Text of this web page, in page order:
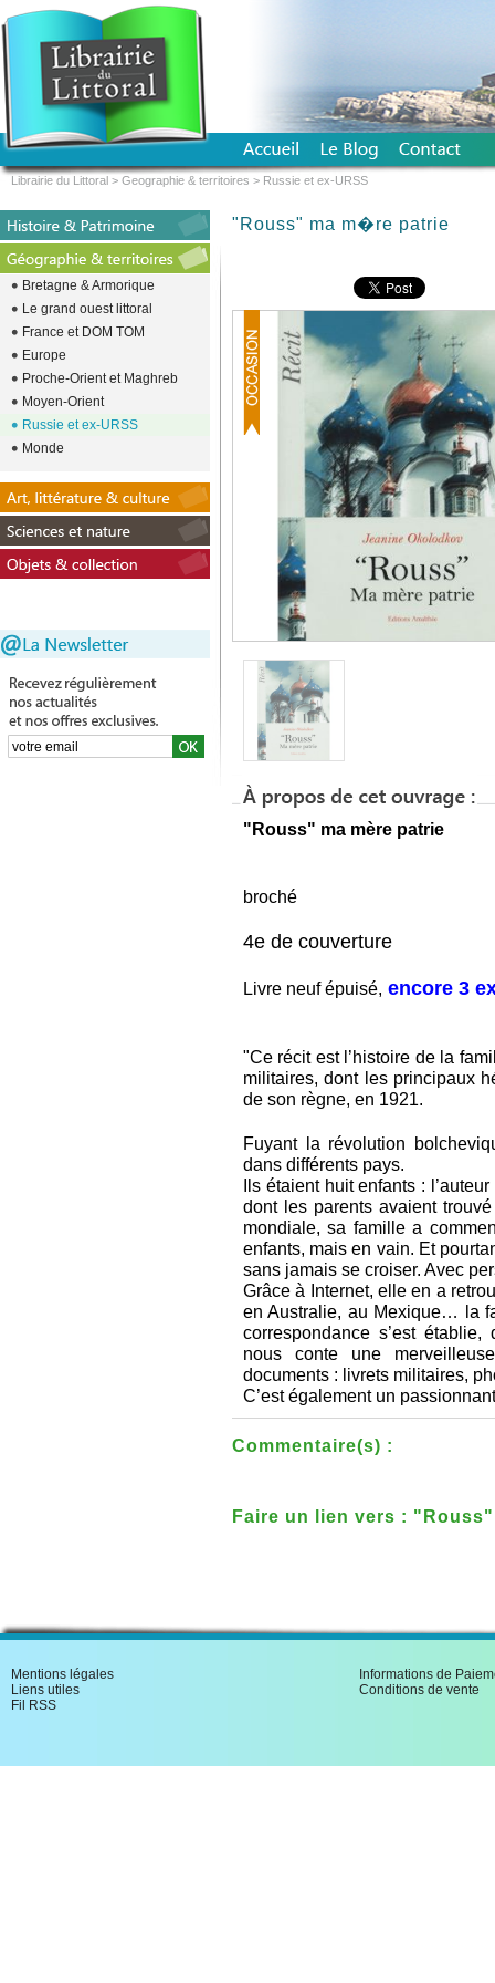
"Rouss" ma m�re patrie
"Rouss" ma mère patrie
broché
4e de couverture
Livre neuf épuisé, encore 3
"Ce récit est l’histoire de la
militaires, dont les principaux
de son règne, en 1921.
Fuyant la révolution
dans différents pays.
Ils étaient huit enfants :
dont les parents avaient
mondiale, sa famille a
enfants, mais en vain. Et
sans jamais se croiser. Avec
Grâce à Internet, elle en a
en Australie, au Mexique… la
correspondance s’est
nous conte une
documents : livrets militaires,
C’est également un
Commentaire(s) :
Faire un lien vers :
Bretagne & Armorique
Le grand ouest littoral
France et DOM TOM
Europe
Proche-Orient et Maghreb
Moyen-Orient
Russie et ex-URSS
Monde
Librairie du Littoral > Geographie & territoires > Russie et ex-URSS
Mentions légales
Liens utiles
Fil RSS
Informations de
Conditions de vente